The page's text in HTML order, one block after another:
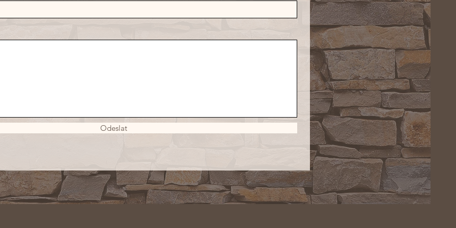
Odeslat